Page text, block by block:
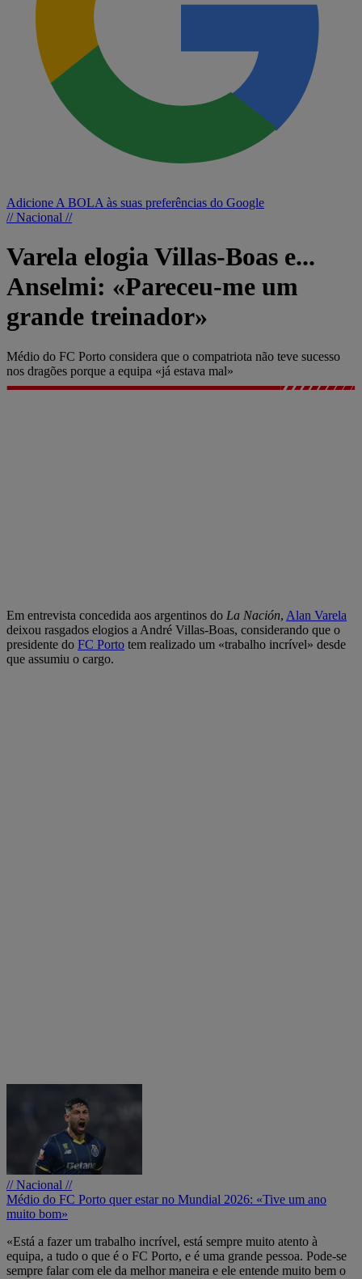
Adicione A BOLA às suas preferências do Google
// Nacional //
Varela elogia Villas-Boas e...
Anselmi: «Pareceu-me um
grande treinador»
Médio do FC Porto considera que o compatriota não teve sucesso
nos dragões porque a equipa «já estava mal»
Em entrevista concedida aos argentinos do La Nación, Alan Varela
deixou rasgados elogios a André Villas-Boas, considerando que o
presidente do FC Porto tem realizado um «trabalho incrível» desde
que assumiu o cargo.
// Nacional //
Médio do FC Porto quer estar no Mundial 2026: «Tive um ano
muito bom»
«Está a fazer um trabalho incrível, está sempre muito atento à
equipa, a tudo o que é o FC Porto, e é uma grande pessoa. Pode-se
sempre falar com ele da melhor maneira e ele entende muito bem o